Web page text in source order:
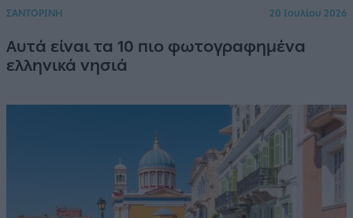
ΣΑΝΤΟΡΙΝΗ 20 Ιουλίου 2026
Αυτά είναι τα 10 πιο φωτογραφημένα
ελληνικά νησιά